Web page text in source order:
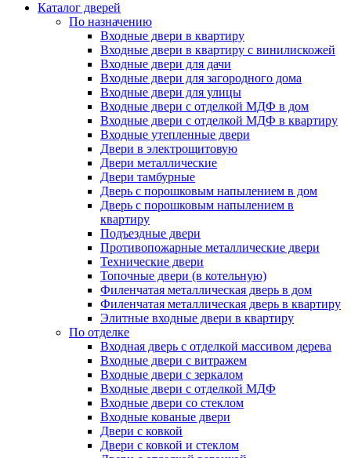
Каталог дверей
По назначению
Входные двери в квартиру
Входные двери в квартиру с винилискожей
Входные двери для дачи
Входные двери для загородного дома
Входные двери для улицы
Входные двери с отделкой МДФ в дом
Входные двери с отделкой МДФ в квартиру
Входные утепленные двери
Двери в электрощитовую
Двери металлические
Двери тамбурные
Дверь с порошковым напылением в дом
Дверь с порошковым напылением в
квартиру
Подъездные двери
Противопожарные металлические двери
Технические двери
Топочные двери (в котельную)
Филенчатая металлическая дверь в дом
Филенчатая металлическая дверь в квартиру
Элитные входные двери в квартиру
По отделке
Входная дверь с отделкой массивом дерева
Входные двери с витражем
Входные двери с зеркалом
Входные двери с отделкой МДФ
Входные двери со стеклом
Входные кованые двери
Двери с ковкой
Двери с ковкой и стеклом